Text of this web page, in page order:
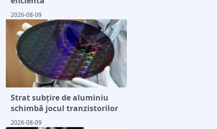
2026-08-09
Strat subțire de aluminiu
schimbă jocul tranzistorilor
2026-08-09